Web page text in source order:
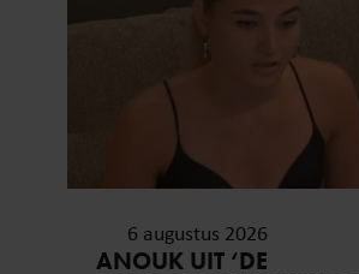
6 augustus 2026
ANOUK UIT ‘DE